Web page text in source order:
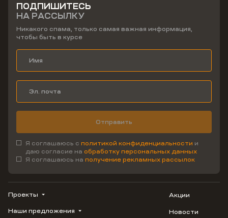
ПОДПИШИТЕСЬ
НА РАССЫЛКУ
Никакого спама, только самая важная информация,
чтобы быть в курсе
Отправить
Я соглашаюсь с политикой конфиденциальности и
даю согласие на обработку персональных данных
Я соглашаюсь на получение рекламных рассылок
Проекты
ВЕРН
Наши предложения
Акции
Новости